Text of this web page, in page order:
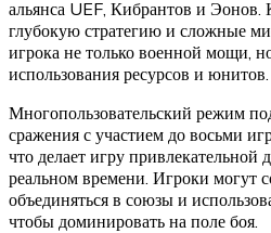
альянса UEF, Кибрантов и Эонов.
глубокую стратегию и сложные
игрока не только военной мощи,
использования ресурсов и юнитов.
Многопользовательский режим
сражения с участием до восьми
что делает игру привлекательной
реальном времени. Игроки могут
объединяться в союзы и
чтобы доминировать на поле боя.